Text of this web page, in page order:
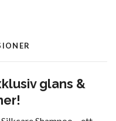
glans &